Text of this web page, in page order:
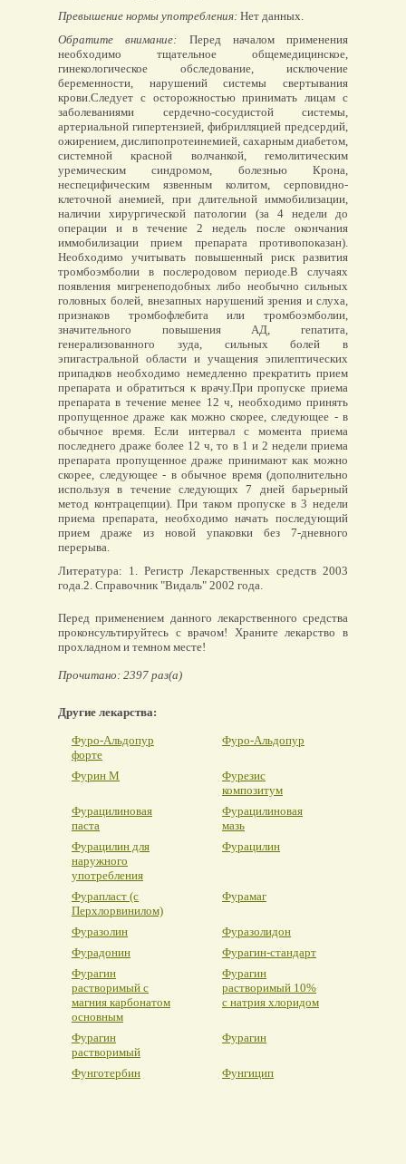
Превышение нормы употребления: Нет данных.
Обратите внимание: Перед началом применения
необходимо тщательное общемедицинское,
гинекологическое обследование, исключение
беременности, нарушений системы свертывания
крови.Cледует с осторожностью принимать лицам с
заболеваниями сердечно-сосудистой системы,
артериальной гипертензией, фибрилляцией предсердий,
ожирением, дислипопротеинемией, сахарным диабетом,
системной красной волчанкой, гемолитическим
уремическим синдромом, болезнью Крона,
неспецифическим язвенным колитом, серповидно-
клеточной анемией, при длительной иммобилизации,
наличии хирургической патологии (за 4 недели до
операции и в течение 2 недель после окончания
иммобилизации прием препарата противопоказан).
Необходимо учитывать повышенный риск развития
тромбоэмболии в послеродовом периоде.В случаях
появления мигренеподобных либо необычно сильных
головных болей, внезапных нарушений зрения и слуха,
признаков тромбофлебита или тромбоэмболии,
значительного повышения АД, гепатита,
генерализованного зуда, сильных болей в
эпигастральной области и учащения эпилептических
припадков необходимо немедленно прекратить прием
препарата и обратиться к врачу.При пропуске приема
препарата в течение менее 12 ч, необходимо принять
пропущенное драже как можно скорее, следующее - в
обычное время. Если интервал с момента приема
последнего драже более 12 ч, то в 1 и 2 недели приема
препарата пропущенное драже принимают как можно
скорее, следующее - в обычное время (дополнительно
используя в течение следующих 7 дней барьерный
метод контрацепции). При таком пропуске в 3 недели
приема препарата, необходимо начать последующий
прием драже из новой упаковки без 7-дневного
перерыва.
Литература: 1. Регистр Лекарственных средств 2003
года.2. Справочник "Видаль" 2002 года.
Перед применением данного лекарственного средства
проконсультируйтесь с врачом! Храните лекарство в
прохладном и темном месте!
Прочитано: 2397 раз(а)
Другие лекарства:
Фуро-Альдопур
форте
Фуро-Альдопур
Фурин М
Фурезис
композитум
Фурацилиновая
паста
Фурацилиновая
мазь
Фурацилин для
наружного
употребления
Фурацилин
Фурапласт (с
Перхлорвинилом)
Фурамаг
Фуразолин
Фуразолидон
Фурадонин
Фурагин-стандарт
Фурагин
растворимый с
магния карбонатом
основным
Фурагин
растворимый 10%
с натрия хлоридом
Фурагин
растворимый
Фурагин
Фунготербин Фунгицип